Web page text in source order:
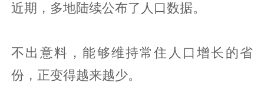
近期，多地陆续公布了人口数据。
不出意料，能够维持常住人口增长的省
份，正变得越来越少。